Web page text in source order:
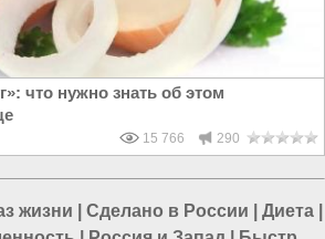
что нужно знать об этом
15 766 290
жизни Сделано в России Диета